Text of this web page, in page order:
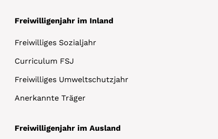
Freiwilligenjahr im Inland
Freiwilliges Sozialjahr
Curriculum FSJ
Freiwilliges Umweltschutzjahr
Anerkannte Träger
Freiwilligenjahr im Ausland